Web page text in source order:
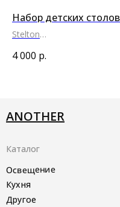
Набор детских
Stelton
4 000 р.
Другое
Кухня
Освещение
ANOTHER
Каталог